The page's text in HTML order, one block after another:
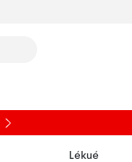
Lékué